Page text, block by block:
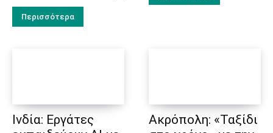
Περισσότερα
Ινδία: Εργάτες
Ακρόπολη: «Ταξίδι